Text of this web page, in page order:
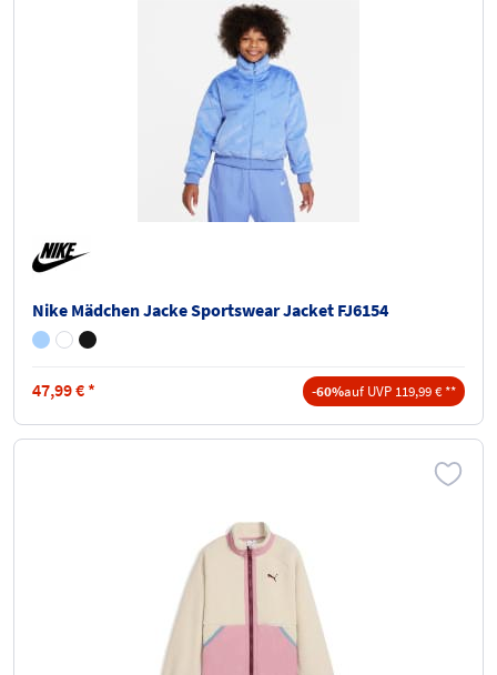
Nike Mädchen Jacke Sportswear Jacket FJ6154
47,99€ * -60%auf UVP 119,99 € **